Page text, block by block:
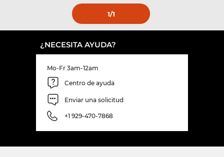
1/1
¿NECESITA AYUDA?
Mo-Fr 3am-12am
Centro de ayuda
Enviar una solicitud
+1 929-470-7868